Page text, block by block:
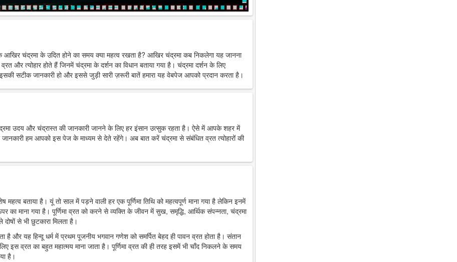
चंद्रमा के उदित होने का समय क्या महत्व रखता है? आखिर चंद्रमा कब निकलेगा यह जानना
और त्योहार होते हैं जिनमें चंद्रमा के दर्शन का विधान बताया गया है। चंद्रमा दर्शन के लिए
सटीक जानकारी हो और इससे जुड़ी सारी ज़रूरी बातें हमारा यह वेबपेज आपको प्रदान करता है।
उदय और चंद्रास्त की जानकारी जानने के लिए हर इंसान उत्सुक रहता है। ऐसे में आपके शहर में
हम आपको इस पेज के माध्यम से देते रहेंगे। अब बात करें चंद्रमा से संबंधित व्रत त्योहारों की
महत्व बताया है। यूं तो साल में पड़ने वाली हर एक पूर्णिमा तिथि को महत्वपूर्ण माना गया है लेकिन इनमें
ऊपर का माना गया है। पूर्णिमा व्रत को करने से व्यक्ति के जीवन में सुख, समृद्धि, आर्थिक संपन्नता, चंद्रमा
से भी छुटकारा मिलता है।
है और यह हिन्दू धर्म में प्रथम पूजनीय भगवान गणेश को समर्पित बेहद ही पावन व्रत होता है। संतान
इस व्रत का बहुत महात्मय माना जाता है। पूर्णिमा व्रत की ही तरह इसमें भी चाँद निकलने के समय
है।